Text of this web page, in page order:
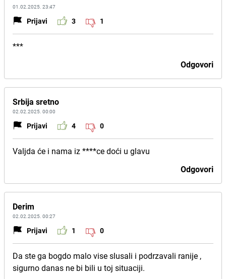
01.02.2025. 23:47
Prijavi 3 1
***
Odgovori
Srbija sretno
02.02.2025. 00:00
Prijavi 4 0
Valjda će i nama iz ****ce doći u glavu
Odgovori
Derim
02.02.2025. 00:27
Prijavi 1 0
Da ste ga bogdo malo vise slusali i podrzavali ranije ,
sigurno danas ne bi bili u toj situaciji.